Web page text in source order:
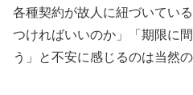
各種契約が故人に紐づいてい
つければいいのか」「期限に
う」と不安に感じるのは当然の